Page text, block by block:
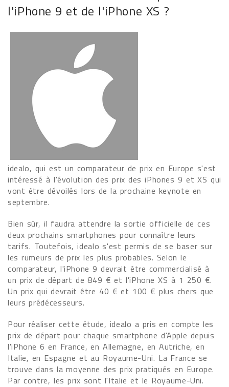
l'iPhone 9 et de l'iPhone XS ?
idealo, qui est un comparateur de prix en Europe s'est
intéressé à l'évolution des prix des iPhones 9 et XS qui
vont être dévoilés lors de la prochaine keynote en
septembre.
Bien sûr, il faudra attendre la sortie officielle de ces
deux prochains smartphones pour connaître leurs
tarifs. Toutefois, idealo s'est permis de se baser sur
les rumeurs de prix les plus probables. Selon le
comparateur, l'iPhone 9 devrait être commercialisé à
un prix de départ de 849 € et l'iPhone XS à 1 250 €.
Un prix qui devrait être 40 € et 100 € plus chers que
leurs prédécesseurs.
Pour réaliser cette étude, idealo a pris en compte les
prix de départ pour chaque smartphone d'Apple depuis
l'iPhone 6 en France, en Allemagne, en Autriche, en
Italie, en Espagne et au Royaume-Uni. La France se
trouve dans la moyenne des prix pratiqués en Europe.
Par contre, les prix sont l'Italie et le Royaume-Uni.